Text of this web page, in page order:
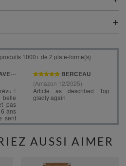
AUSSI AIMER